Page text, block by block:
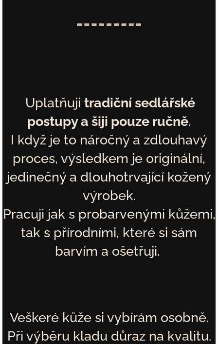
Uplatňuji tradiční sedlářské
postupy a šiji pouze ručně.
I když je to náročný a zdlouhavý
proces, výsledkem je originální,
jedinečný a dlouhotrvající kožený
výrobek.
Pracuji jak s probarvenými kůžemi,
tak s přírodními, které si sám
barvím a ošetřuji.
Veškeré kůže si vybírám osobně.
Při výběru kladu důraz na kvalitu.